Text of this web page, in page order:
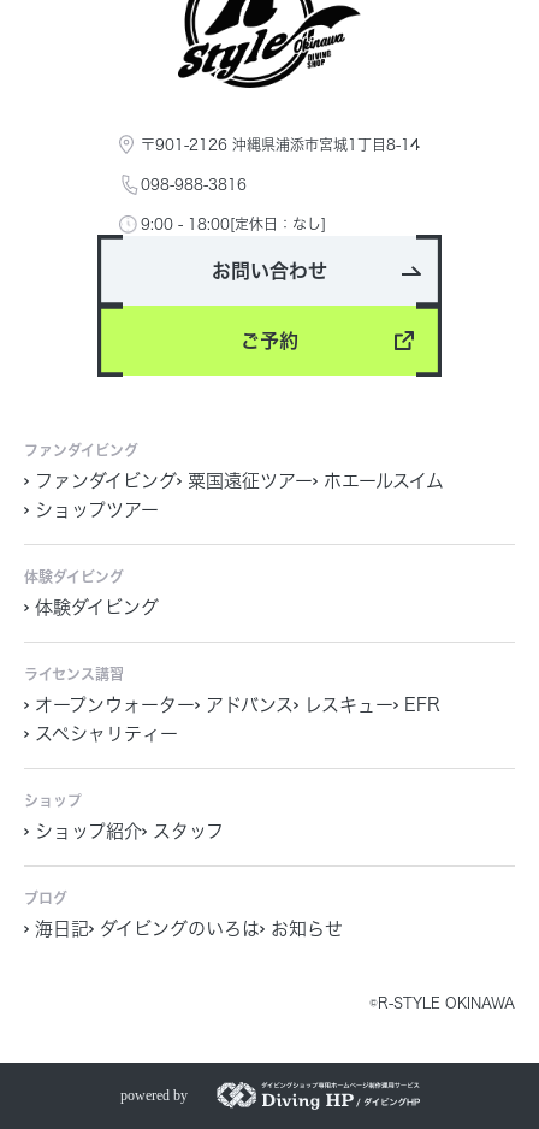
〒901-2126 沖縄県浦添市宮城1丁目8-14
098-988-3816
9:00 - 18:00[定休日：なし]
お問い合わせ
ご予約
ファンダイビング
ファンダイビング 粟国遠征ツアー
ホエールスイム
ショップツアー
体験ダイビング
体験ダイビング
ライセンス講習
オープンウォーター アドバンス レスキュー
EFR
スペシャリティー
ショップ
ショップ紹介 スタッフ
ブログ
海日記 ダイビングのいろは お知らせ
©R-STYLE OKINAWA